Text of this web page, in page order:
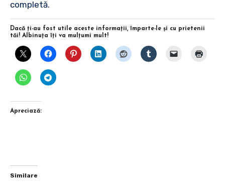
completă.
Dacă ţi-au fost utile aceste informaţii, împarte-le şi cu prietenii
tăi! Albinuţa îţi va mulţumi mult!
Apreciază:
Similare